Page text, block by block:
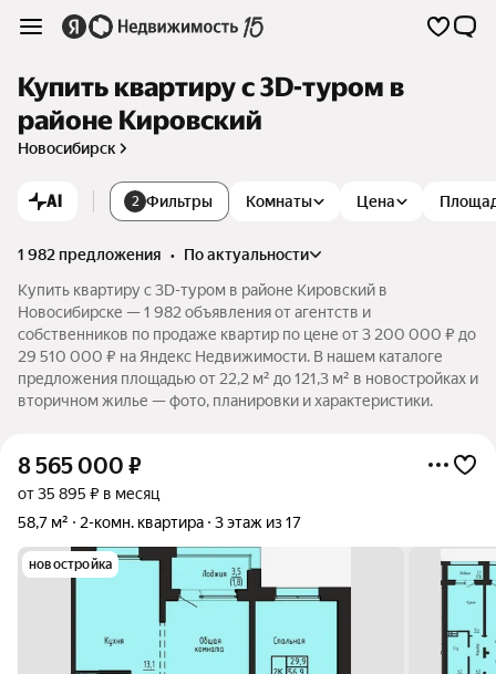
Купить квартиру c 3D-туром в
районе Кировский
Новосибирск
AI 2 Фильтры Комнаты Цена
1 982 предложения •
по актуальности
Купить квартиру c 3D-туром в районе Кировский в
Новосибирске — 1 982 объявления от агентств и
собственников по продаже квартир по цене от 3 200 000 ₽ до
29 510 000 ₽ на Яндекс Недвижимости. В нашем каталоге
предложения площадью от 22,2 м² до 121,3 м² в новостройках и
вторичном жилье — фото, планировки и характеристики.
8 565 000 ₽
от 35 895 ₽ в месяц
58,7 м²
2-комн. квартира 3 этаж из 17
новостройка